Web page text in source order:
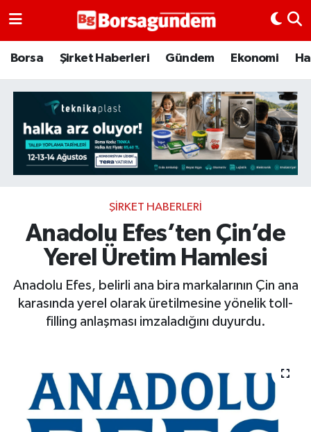
Borsa Şirket Haberleri Gündem Ekonomi
ŞIRKET HABERLERI
Anadolu Efes’ten Çin’de
Yerel Üretim Hamlesi
Anadolu Efes, belirli ana bira markalarının Çin ana
karasında yerel olarak üretilmesine yönelik toll-
filling anlaşması imzaladığını duyurdu.
Borsa
Emtia
Galeri
Bitcoin
Şirket Haberleri
Borsa Gundem
Coin Isı Haritası
Ekonomik Takvim